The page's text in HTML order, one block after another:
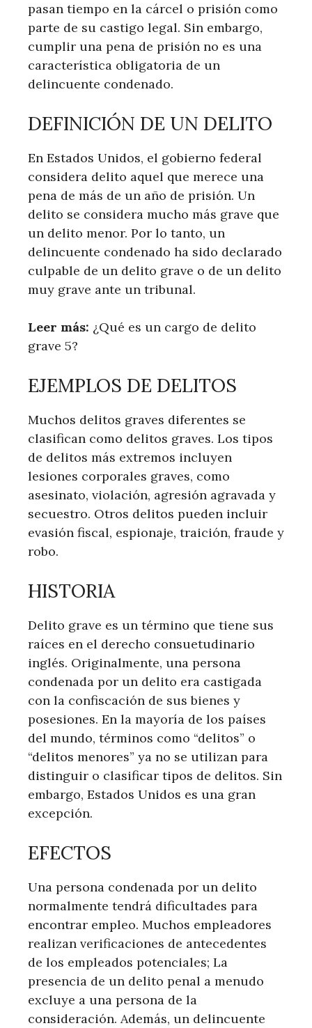
pasan tiempo en la cárcel o prisión como
parte de su castigo legal. Sin embargo,
cumplir una pena de prisión no es una
característica obligatoria de un
delincuente condenado.
DEFINICIÓN DE UN DELITO
En Estados Unidos, el gobierno federal
considera delito aquel que merece una
pena de más de un año de prisión. Un
delito se considera mucho más grave que
un delito menor. Por lo tanto, un
delincuente condenado ha sido declarado
culpable de un delito grave o de un delito
muy grave ante un tribunal.
Leer más: ¿Qué es un cargo de delito
grave 5?
EJEMPLOS DE DELITOS
Muchos delitos graves diferentes se
clasifican como delitos graves. Los tipos
de delitos más extremos incluyen
lesiones corporales graves, como
asesinato, violación, agresión agravada y
secuestro. Otros delitos pueden incluir
evasión fiscal, espionaje, traición, fraude y
robo.
HISTORIA
Delito grave es un término que tiene sus
raíces en el derecho consuetudinario
inglés. Originalmente, una persona
condenada por un delito era castigada
con la confiscación de sus bienes y
posesiones. En la mayoría de los países
del mundo, términos como “delitos” o
“delitos menores” ya no se utilizan para
distinguir o clasificar tipos de delitos. Sin
embargo, Estados Unidos es una gran
excepción.
EFECTOS
Una persona condenada por un delito
normalmente tendrá dificultades para
encontrar empleo. Muchos empleadores
realizan verificaciones de antecedentes
de los empleados potenciales; La
presencia de un delito penal a menudo
excluye a una persona de la
consideración. Además, un delincuente